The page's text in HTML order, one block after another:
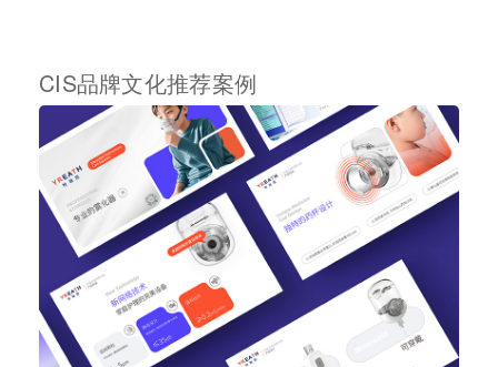
CIS品牌文化推荐案例